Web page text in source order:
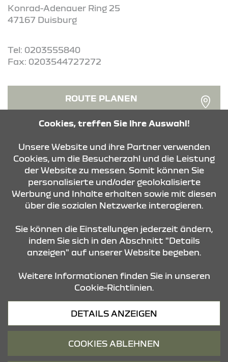
Konrad-Adenauer Ring 25
47167 Duisburg
Tel: 0203555840
Fax: 0203544727272
ROUTE PLANEN
ANFRAGE SENDEN
Cookies, treffen Sie Ihre Auswahl!
Unsere Website und ihre Partner verwenden
Cookies, um die Besucherzahl und die Leistung
der Website zu messen. Somit können Sie
personalisierte und/oder geolokalisierte
Werbung und Inhalte erhalten sowie mit diesen
über die sozialen Netzwerke interagieren.
Sie können die Einstellungen jederzeit ändern,
indem Sie sich in den Abschnitt "Details
anzeigen" auf unserer Website begeben.
Weitere Informationen finden Sie in unseren
Cookie-Richtlinien.
DETAILS ANZEIGEN
COOKIES ABLEHNEN